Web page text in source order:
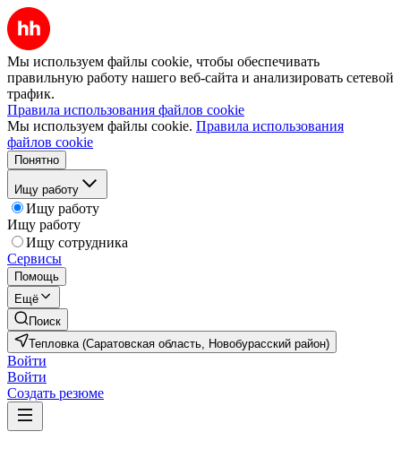
Мы используем файлы cookie, чтобы обеспечивать
правильную работу нашего веб-сайта и анализировать сетевой
трафик.
Правила использования файлов cookie
Мы используем файлы cookie. Правила использования
файлов cookie
Понятно
Ищу работу
Ищу работу
Ищу работу
Ищу сотрудника
Сервисы
Помощь
Ещё
Поиск
Тепловка (Саратовская область, Новобурасский район)
Войти
Войти
Создать резюме